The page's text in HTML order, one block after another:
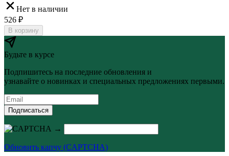
Нет в наличии
526 ₽
В корзину
Будьте в курсе
Подпишитесь на последние обновления и
узнавайте о новинках и специальных предложениях первыми.
Подписаться
→
Обновить капчу (CAPTCHA)